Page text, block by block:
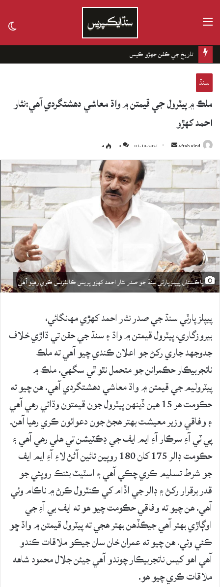
تاريخ جي ڪفن جھڙو ڪيس
سنڌ
ملڪ ۾ پيٽرول جي قيمتن ۾ واڌ معاشي دهشتگردي آهي:نثار
احمد کهڙو
Aftab Rind
Send
an
01-10-2021
0
4
پاڪستان پيپلزپارٽي سنڌ جو صدر نثار احمد کهڙو پريس ڪانفرنس ڪري رهيو آهي
پيپلز پارٽي سنڌ جي صدر نثار احمد کهڙي مهانگائي،
بيروزگاري، پيٽرول قيمتن ۾ واڌ ۽ سنڌ جي حقن تي ڌاڙي خلاف
جدوجهد جاري رکڻ جو اعلان ڪندي چيو آهي ته ملڪ
ناتجربيڪار حڪمرانن جو متحمل نٿو ٿي سگهي. ملڪ ۾
پيٽروليم جي قيمتن ۾ واڌ معاشي دهشتگردي آهي. هن چيو ته
حڪومت هر 15 هين ڏينهن پيٽرول جون قيمتون وڌائي رهي آهي
۽ وفاقي وزير معيشت بهتر هجڻ جون دعوائون ڪري رهيا آهن.
پي ٽي آءِ سرڪار آءِ ايم ايف جي ڊڪٽيشن تي هلي رهي آهي ۽
حڪومت ڊالر 175 کان 180 روپين تائين آڻڻ لاءِ آءِ ايم ايف
جو شرط تسليم ڪري چڪي آهي ۽ اسٽيٽ بئنڪ روپئي جو
قدر برقرار رکڻ ۽ ڊالر جي اڏام کي ڪنٽرول ڪرڻ ۾ ناڪام وئي
آهي. هن چيو ته وفاقي حڪومت چيو هو ته ايف بي آءِ جي
اوڳاڙي بهتر آهي جيڪڏهن بهتر هجي ته پيٽرول قيمتن ۾ واڌ ڇو
ڪئي وئي. هن چيو ته عمران خان سان جيڪو ملاقات ڪندو
آهي اهو کيس ناتجربيڪار چوندو آهي جيئن جلال محمود شاهه
ملاقات ڪري چيو هو.